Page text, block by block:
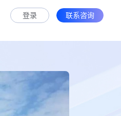
登录 联系咨询